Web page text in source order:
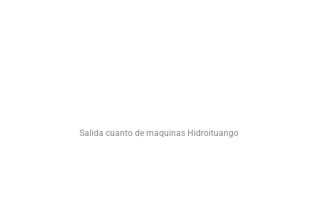
Salida cuanto de maquinas Hidroituango